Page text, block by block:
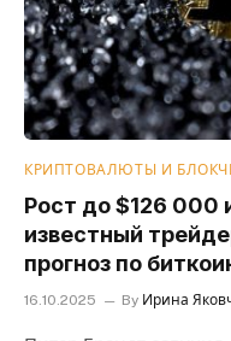
КРИПТОВАЛЮТЫ И
Рост до $126 000
известный
прогноз по
16.10.2025 By Ирина